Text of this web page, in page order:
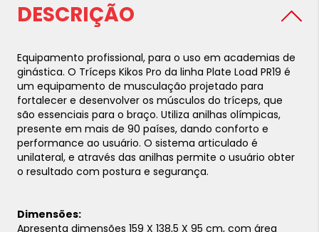
DESCRIÇÃO
Equipamento profissional, para o uso em academias de
ginástica. O Tríceps Kikos Pro da linha Plate Load PR19 é
um equipamento de musculação projetado para
fortalecer e desenvolver os músculos do tríceps, que
são essenciais para o braço. Utiliza anilhas olímpicas,
presente em mais de 90 países, dando conforto e
performance ao usuário. O sistema articulado é
unilateral, e através das anilhas permite o usuário obter
o resultado com postura e segurança.
Dimensões:
Apresenta dimensões 159 X 138,5 X 95 cm, com área